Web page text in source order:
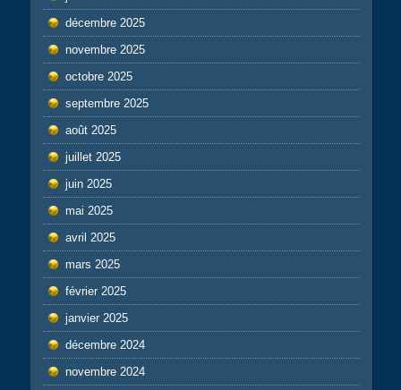
décembre 2025
novembre 2025
octobre 2025
septembre 2025
août 2025
juillet 2025
juin 2025
mai 2025
avril 2025
mars 2025
février 2025
janvier 2025
décembre 2024
novembre 2024